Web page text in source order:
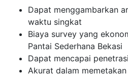
Dapat menggambarkan
waktu singkat
Biaya survey yang
Pantai Sederhana Bekasi
Dapat mencapai
Akurat dalam